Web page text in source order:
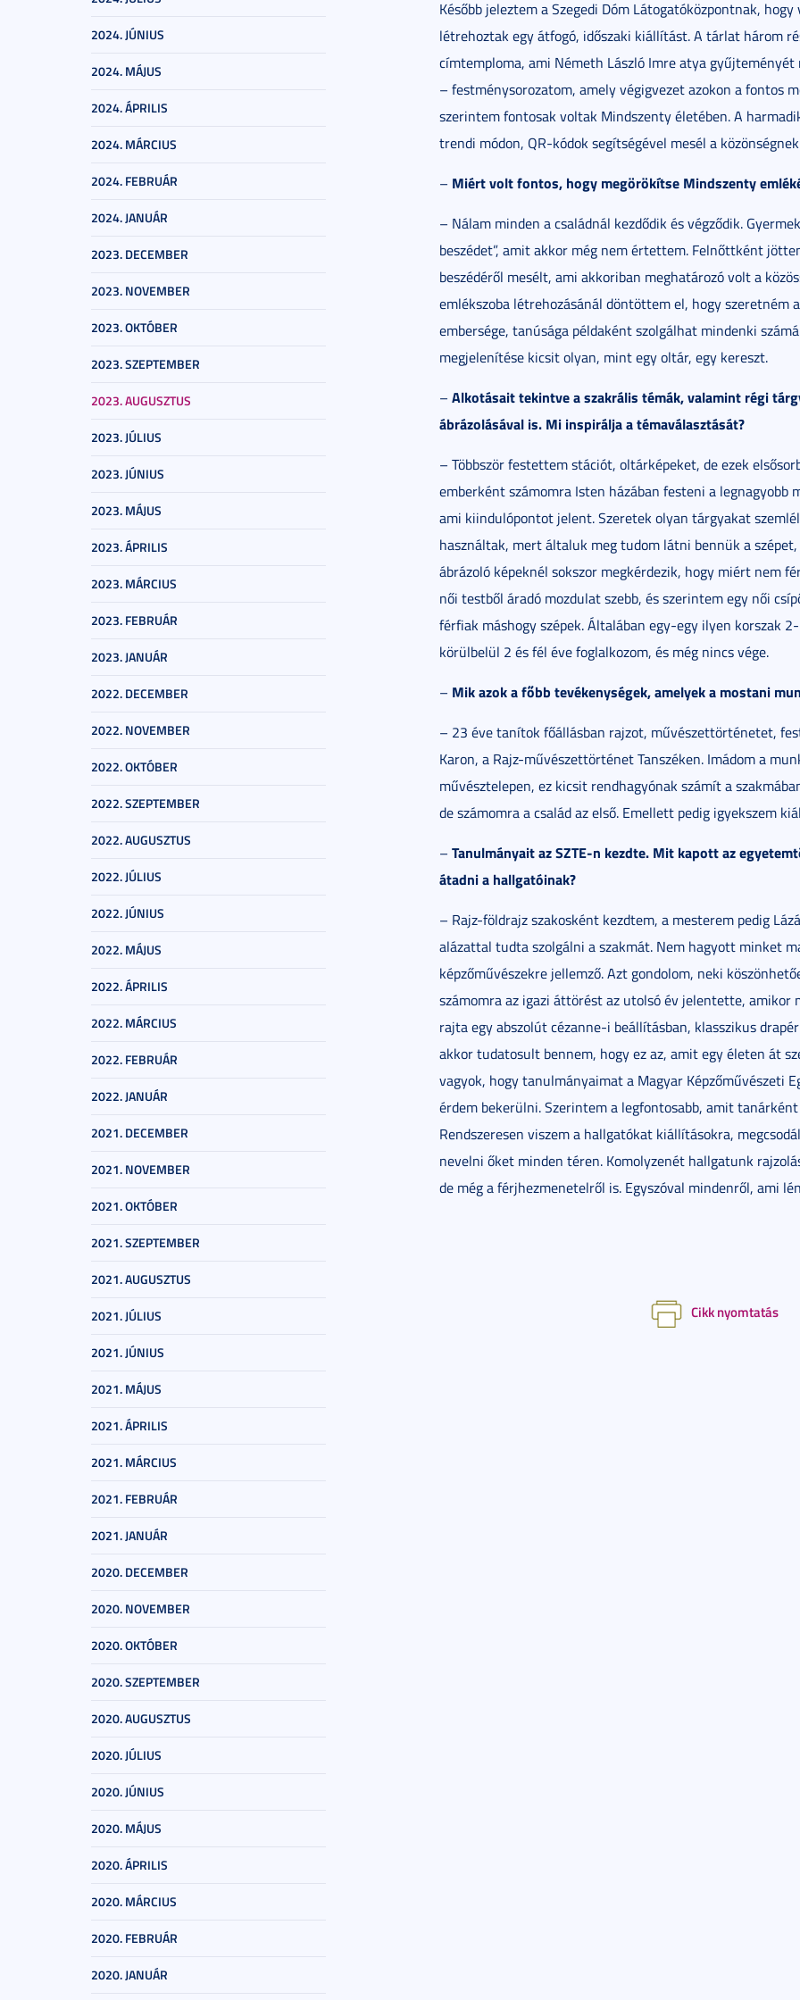
2024. JÚNIUS
2024. MÁJUS
2024. ÁPRILIS
2024. MÁRCIUS
2024. FEBRUÁR
2024. JANUÁR
2023. DECEMBER
2023. NOVEMBER
2023. OKTÓBER
2023. SZEPTEMBER
2023. AUGUSZTUS
2023. JÚLIUS
2023. JÚNIUS
2023. MÁJUS
2023. ÁPRILIS
2023. MÁRCIUS
2023. FEBRUÁR
2023. JANUÁR
2022. DECEMBER
2022. NOVEMBER
2022. OKTÓBER
2022. SZEPTEMBER
2022. AUGUSZTUS
2022. JÚLIUS
2022. JÚNIUS
2022. MÁJUS
2022. ÁPRILIS
2022. MÁRCIUS
2022. FEBRUÁR
2022. JANUÁR
2021. DECEMBER
2021. NOVEMBER
2021. OKTÓBER
2021. SZEPTEMBER
2021. AUGUSZTUS
2021. JÚLIUS
2021. JÚNIUS
2021. MÁJUS
2021. ÁPRILIS
2021. MÁRCIUS
2021. FEBRUÁR
2021. JANUÁR
2020. DECEMBER
2020. NOVEMBER
2020. OKTÓBER
2020. SZEPTEMBER
2020. AUGUSZTUS
2020. JÚLIUS
2020. JÚNIUS
2020. MÁJUS
2020. ÁPRILIS
2020. MÁRCIUS
2020. FEBRUÁR
2020. JANUÁR
Később jeleztem a Szegedi Dóm Látogatóközpontnak,
létrehoztak egy átfogó, időszaki kiállítást. A tárlat három
címtemploma, ami Németh László Imre atya
– festménysorozatom, amely végigvezet azokon a fontos
szerintem fontosak voltak Mindszenty életében. A
trendi módon, QR-kódok segítségével mesél a
– Miért volt fontos, hogy megörökítse Mindszenty
– Nálam minden a családnál kezdődik és végződik.
beszédet”, amit akkor még nem értettem. Felnőttként
beszédéről mesélt, ami akkoriban meghatározó volt a
emlékszoba létrehozásánál döntöttem el, hogy szeretném
embersége, tanúsága példaként szolgálhat mindenki
megjelenítése kicsit olyan, mint egy oltár, egy kereszt.
– Alkotásait tekintve a szakrális témák, valamint régi
ábrázolásával is. Mi inspirálja a témaválasztását?
– Többször festettem stációt, oltárképeket, de ezek
emberként számomra Isten házában festeni a legnagyobb
ami kiindulópontot jelent. Szeretek olyan tárgyakat
használtak, mert általuk meg tudom látni bennük a
ábrázoló képeknél sokszor megkérdezik, hogy miért nem
női testből áradó mozdulat szebb, és szerintem egy női
férfiak máshogy szépek. Általában egy-egy ilyen korszak
körülbelül 2 és fél éve foglalkozom, és még nincs vége.
– Mik azok a főbb tevékenységek, amelyek a mostani
– 23 éve tanítok főállásban rajzot, művészettörténetet,
Karon, a Rajz-művészettörténet Tanszéken. Imádom a
művésztelepen, ez kicsit rendhagyónak számít a
de számomra a család az első. Emellett pedig igyekszem
– Tanulmányait az SZTE-n kezdte. Mit kapott az
átadni a hallgatóinak?
– Rajz-földrajz szakosként kezdtem, a mesterem pedig
alázattal tudta szolgálni a szakmát. Nem hagyott minket
képzőművészekre jellemző. Azt gondolom, neki
számomra az igazi áttörést az utolsó év jelentette,
rajta egy abszolút cézanne-i beállításban, klasszikus
akkor tudatosult bennem, hogy ez az, amit egy életen át
vagyok, hogy tanulmányaimat a Magyar Képzőművészeti
érdem bekerülni. Szerintem a legfontosabb, amit
Rendszeresen viszem a hallgatókat kiállításokra,
nevelni őket minden téren. Komolyzenét hallgatunk
de még a férjhezmenetelről is. Egyszóval mindenről, ami
Cikk nyomtatás